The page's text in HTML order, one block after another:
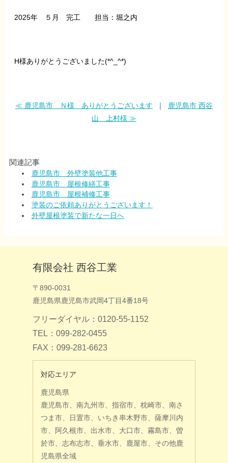
2025年 ５月 完工 担当：堀之内
H様ありがとうございました(*^_^*)
≪ 鹿児島市 Ｎ様 ありがとうございます ｜
鹿児島市 西谷
山 上村様 ≫
関連記事
鹿児島市 外壁塗装他工事
鹿児島市 屋根修繕工事
鹿児島市 屋根補修工事
塗装のご依頼ありがとうございます！
外壁屋根塗装で新たな一日へ
有限会社 西谷工業
〒890-0031
鹿児島県鹿児島市武岡4丁目4番18号
フリーダイヤル：0120-55-1152
TEL：099-282-0455
FAX：099-281-6623
対応エリア
鹿児島県
鹿児島市、南九州市、指宿市、枕崎市、南さ
つま市、日置市、いちき串木野市、薩摩川内
市、阿久根市、出水市、大口市、霧島市、曽
於市、志布志市、垂水市、鹿屋市、その他鹿
児島県全域